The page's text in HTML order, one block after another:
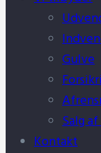
Gulve
Salg
Kontakt